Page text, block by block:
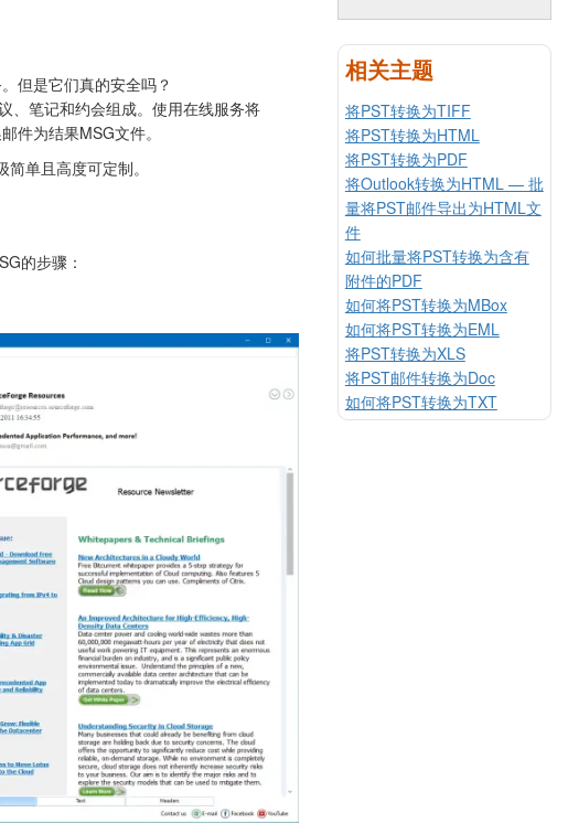
但是它们真的安全吗？
、笔记和约会组成。使用在线服务将
件为结果MSG文件。
单且高度可定制。
的步骤：
相关主题
将PST转换为TIFF
将PST转换为HTML
将PST转换为PDF
将Outlook转换为HTML — 批
量将PST邮件导出为HTML文
件
如何批量将PST转换为含有
附件的PDF
如何将PST转换为MBox
如何将PST转换为EML
将PST转换为XLS
将PST邮件转换为Doc
如何将PST转换为TXT